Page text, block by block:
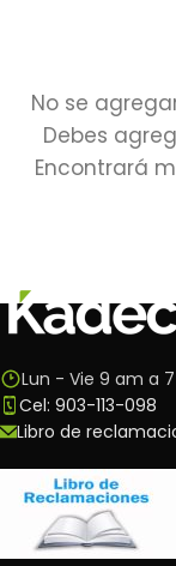
No se
Debes
Encontrará
Lun - Vie 9 am a
Cel: 903-113-098
Libro de